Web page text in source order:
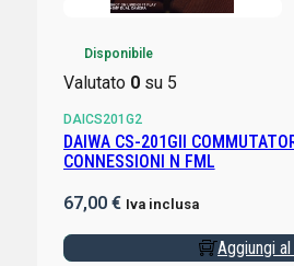
Disponibile
Valutato 0su 5
DAICS201G2
DAIWA CS-201GII
CONNESSIONI N FML
67,00 € Iva inclusa
Aggiungi